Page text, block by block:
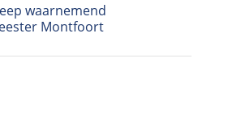
waarnemend
Montfoort